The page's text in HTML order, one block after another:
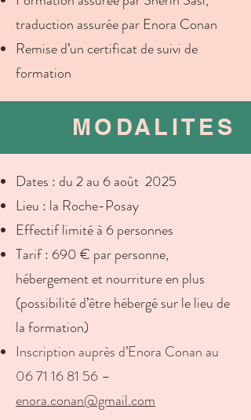
traduction assurée par Enora Conan
Remise d’un certificat de suivi de
formation
MODALITES
Dates : du 2 au 6 août 2025
Lieu : la Roche-Posay
Effectif limité à 6 personnes
Tarif : 690 € par personne,
hébergement et nourriture en plus
(possibilité d’être hébergé sur le lieu de
la formation)
Inscription auprès d’Enora Conan au
06 71 16 81 56 –
enora.conan@gmail.com